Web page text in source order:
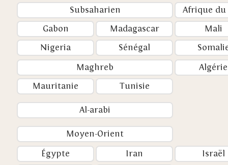
Subsaharien
Afrique du
Gabon
Madagascar
Mali
Nigeria
Sénégal
Maghreb
Algérie
Mauritanie
Tunisie
Al-arabi
Moyen-Orient
Égypte
Iran
Israël